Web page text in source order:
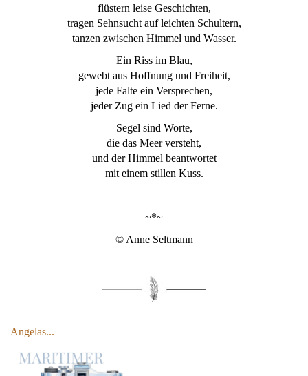
flüstern leise Geschichten,
tragen Sehnsucht auf leichten Schultern,
tanzen zwischen Himmel und Wasser.
Ein Riss im Blau,
gewebt aus Hoffnung und Freiheit,
jede Falte ein Versprechen,
jeder Zug ein Lied der Ferne.
Segel sind Worte,
die das Meer versteht,
und der Himmel beantwortet
mit einem stillen Kuss.
~*~
© Anne Seltmann
Angelas...